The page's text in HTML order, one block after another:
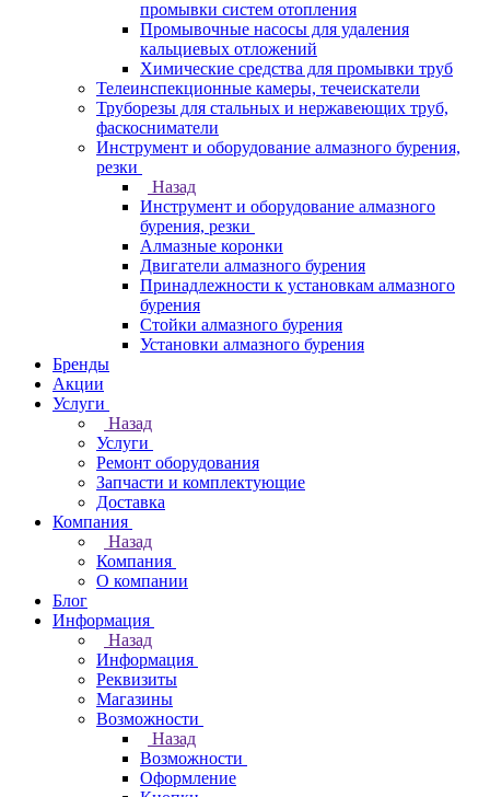
промывки систем отопления
Промывочные насосы для удаления
кальциевых отложений
Химические средства для промывки труб
Телеинспекционные камеры, течеискатели
Труборезы для стальных и нержавеющих труб,
фаскосниматели
Инструмент и оборудование алмазного бурения,
резки
Назад
Инструмент и оборудование алмазного
бурения, резки
Алмазные коронки
Двигатели алмазного бурения
Принадлежности к установкам алмазного
бурения
Стойки алмазного бурения
Установки алмазного бурения
Бренды
Акции
Услуги
Назад
Услуги
Ремонт оборудования
Запчасти и комплектующие
Доставка
Компания
Назад
Компания
О компании
Блог
Информация
Назад
Информация
Реквизиты
Магазины
Возможности
Назад
Возможности
Оформление